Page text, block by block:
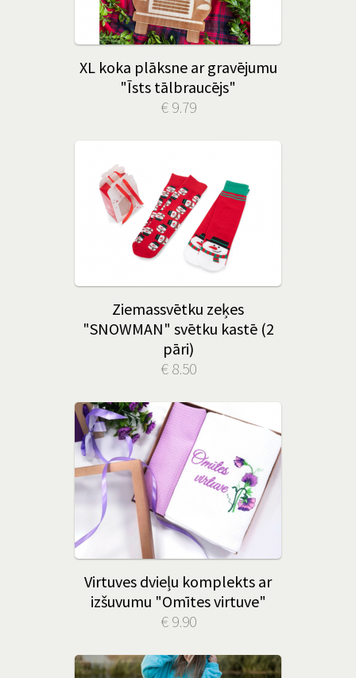
XL koka plāksne ar gravējumu
"Īsts tālbraucējs"
€ 9.79
Ziemassvētku zeķes
"SNOWMAN" svētku kastē (2
pāri)
€ 8.50
Virtuves dvieļu komplekts ar
izšuvumu "Omītes virtuve"
€ 9.90